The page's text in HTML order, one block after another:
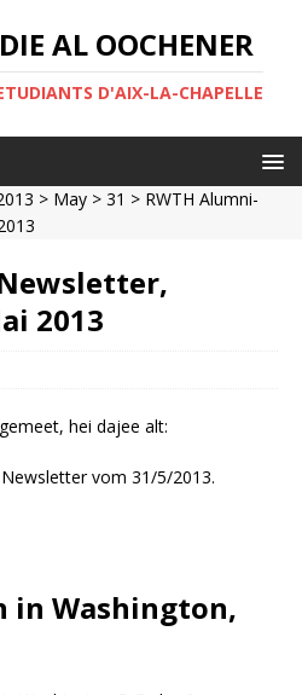
AL OOCHENER
D'AIX-LA-CHAPELLE
> May > 31 > RWTH Alumni-
2013
hei dajee alt:
vom 31/5/2013.
in Washington,